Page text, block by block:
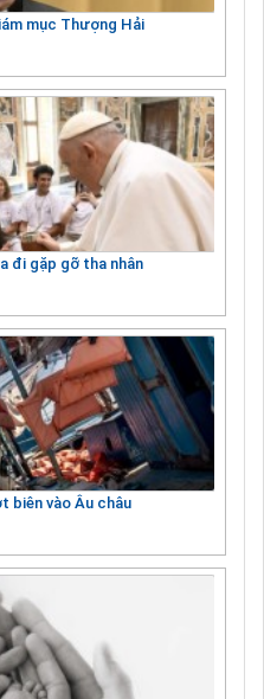
mục Thượng Hải
đi gặp gỡ tha nhân
biên vào Âu châu